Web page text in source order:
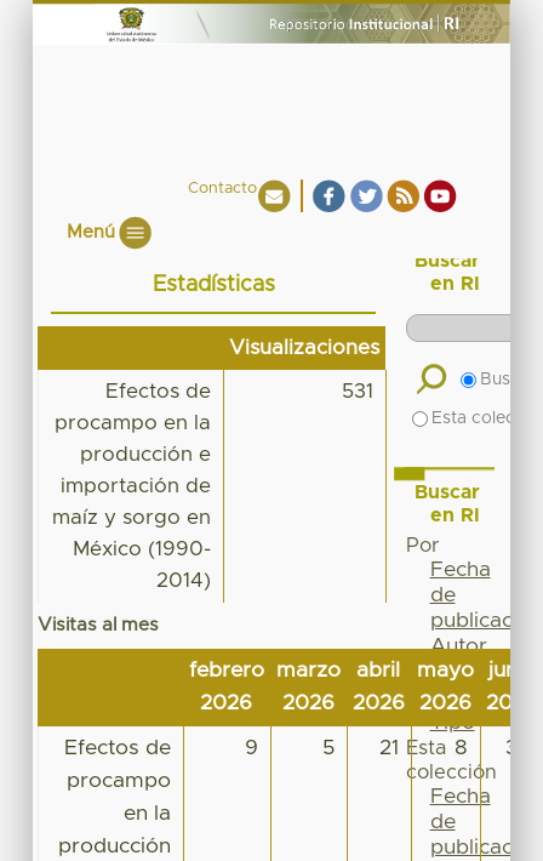
Contacto
Menú
Estadísticas
Visualizaciones
Efectos de
procampo en la
producción e
importación de
maíz y sorgo en
México (1990-
2014)
531
Visitas al mes
febrero
2026
marzo
2026
abril
2026
mayo
2026
junio
2026
Efectos de
procampo
en la
producción
9 5 21 8 30
Buscar
en RI
Buscar
Esta
Buscar
en RI
Por
Fecha
de
publicación
Autor
Título
Materia
Tipo
Esta
colección
Fecha
de
publicación